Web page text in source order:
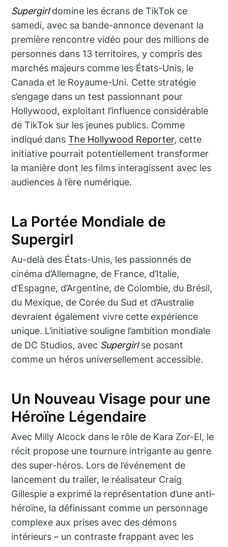
Supergirldomine les écrans de TikTok ce
samedi, avec sa bande-annonce devenant la
première rencontre vidéo pour des millions de
personnes dans 13 territoires, y compris des
marchés majeurs comme les États-Unis, le
Canada et le Royaume-Uni. Cette stratégie
s’engage dans un test passionnant pour
Hollywood, exploitant l’influence considérable
de TikTok sur les jeunes publics. Comme
indiqué dansThe Hollywood Reporter, cette
initiative pourrait potentiellement transformer
la manière dont les films interagissent avec les
audiences à l’ère numérique.
La Portée Mondiale de
Supergirl
Au-delà des États-Unis, les passionnés de
cinéma d’Allemagne, de France, d’Italie,
d’Espagne, d’Argentine, de Colombie, du Brésil,
du Mexique, de Corée du Sud et d’Australie
devraient également vivre cette expérience
unique. L’initiative souligne l’ambition mondiale
de DC Studios, avec Supergirlse posant
comme un héros universellement accessible.
Un Nouveau Visage pour une
Héroïne Légendaire
Avec Milly Alcock dans le rôle de Kara Zor-El, le
récit propose une tournure intrigante au genre
des super-héros. Lors de l’événement de
lancement du trailer, le réalisateur Craig
Gillespie a exprimé la représentation d’une anti-
héroïne, la définissant comme un personnage
complexe aux prises avec des démons
intérieurs – un contraste frappant avec les